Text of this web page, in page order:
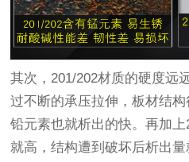
其次，201/202材质的硬度远
过不断的承压拉伸，板材结
铅元素也就析出的快。再加
就高，结构遭到破坏后析出